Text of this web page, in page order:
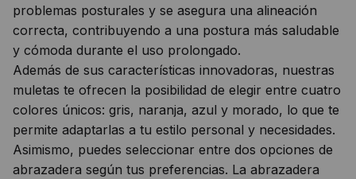
problemas posturales y se asegura una alineación
correcta, contribuyendo a una postura más saludable
y cómoda durante el uso prolongado.
Además de sus características innovadoras, nuestras
muletas te ofrecen la posibilidad de elegir entre cuatro
colores únicos: gris, naranja, azul y morado, lo que te
permite adaptarlas a tu estilo personal y necesidades.
Asimismo, puedes seleccionar entre dos opciones de
abrazadera según tus preferencias. La abrazadera